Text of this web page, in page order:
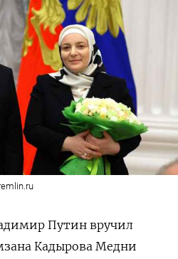
Путин вручил
Кадырова Медни